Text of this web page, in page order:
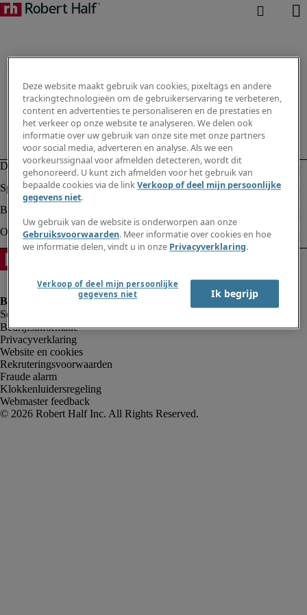
Bedrijfsinformatie
Privacyverklaring
Website en cookies
Rekruteringsvoorwaarden
Fraude alarm
Klokkenluidersregeling
Webmaster feedback
Deze website maakt gebruik van cookies, pixeltags en andere
trackingtechnologieën om de gebruikerservaring te verbeteren,
content en advertenties te personaliseren en de prestaties en
het verkeer op onze website te analyseren. We delen ook
informatie over uw gebruik van onze site met onze partners
voor social media, adverteren en analyse. Als we een
voorkeurssignaal voor afmelden detecteren, wordt dit
gehonoreerd. U kunt zich afmelden voor het gebruik van
bepaalde cookies via de linkVerkoop of deel mijn persoonlijke
gegevens niet.
Uw gebruik van de website is onderworpen aan onze
Gebruiksvoorwaarden. Meer informatie over cookies en hoe
we informatie delen, vindt u in onze Privacyverklaring.
Verkoop of deel mijn persoonlijke
gegevens niet
Ik begrijp